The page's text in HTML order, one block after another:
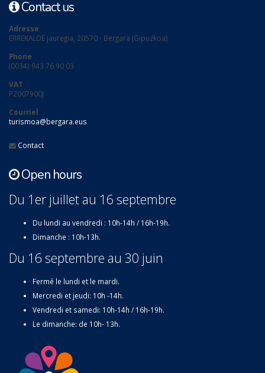
Contact us
Adresse
ERREKALDE jauregia, 20570 - Bergara (Gipuzkoa)
Phone
(0034) 943 76 90 03
VAT
P2007900J
Courriel
turismoa@bergara.eus
Contact
Open hours
Du 1er juillet au 16 septembre
Du lundi au vendredi : 10h-14h / 16h-19h.
Dimanche : 10h-13h.
Du 16 septembre au 30 juin
Fermé le lundi et le mardi.
Mercredi et jeudi: 10h -14h.
Vendredi et samedi: 10h-14h / 16h-19h.
Le dimanche: de 10h- 13h.